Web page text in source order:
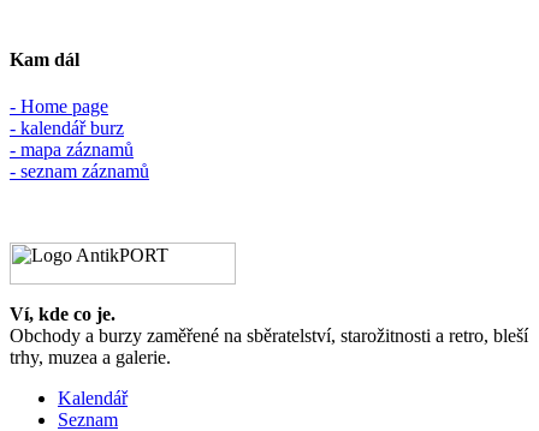
Kam dál
- Home page
- kalendář burz
- mapa záznamů
- seznam záznamů
Ví, kde co je.
Obchody a burzy zaměřené na sběratelství, starožitnosti a retro, bleší
trhy, muzea a galerie.
Kalendář
Seznam